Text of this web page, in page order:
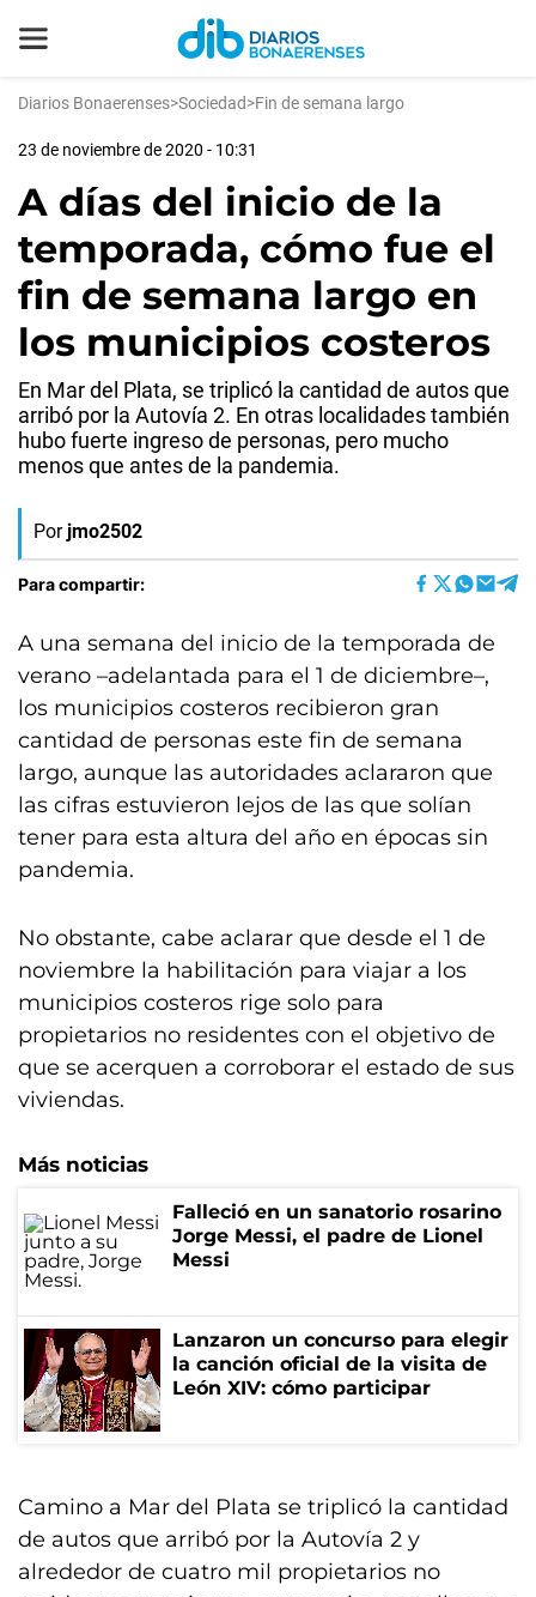
Diarios Bonaerenses>Sociedad>Fin de semana largo
23 de noviembre de 2020 - 10:31
A días del inicio de la
temporada, cómo fue el
fin de semana largo en
los municipios costeros
En Mar del Plata, se triplicó la cantidad de autos que
arribó por la Autovía 2. En otras localidades también
hubo fuerte ingreso de personas, pero mucho
menos que antes de la pandemia.
Por jmo2502
Para compartir:
A una semana del inicio de la temporada de
verano –adelantada para el 1 de diciembre–,
los municipios costeros recibieron gran
cantidad de personas este fin de semana
largo, aunque las autoridades aclararon que
las cifras estuvieron lejos de las que solían
tener para esta altura del año en épocas sin
pandemia.
No obstante, cabe aclarar que desde el 1 de
noviembre la habilitación para viajar a los
municipios costeros rige solo para
propietarios no residentes con el objetivo de
que se acerquen a corroborar el estado de sus
viviendas.
Más noticias
Falleció en un sanatorio rosarino
Jorge Messi, el padre de Lionel
Messi
Lanzaron un concurso para elegir
la canción oficial de la visita de
León XIV: cómo participar
Camino a Mar del Plata se triplicó la cantidad
de autos que arribó por la Autovía 2 y
alrededor de cuatro mil propietarios no